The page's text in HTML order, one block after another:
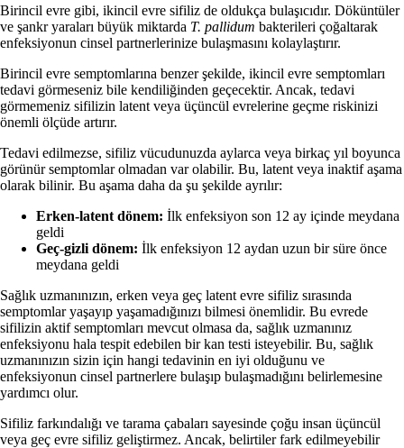
Birincil evre gibi, ikincil evre sifiliz de oldukça bulaşıcıdır. Döküntüler
ve şankr yaraları büyük miktarda T. pallidum bakterileri çoğaltarak
enfeksiyonun cinsel partnerlerinize bulaşmasını kolaylaştırır.
Birincil evre semptomlarına benzer şekilde, ikincil evre semptomları
tedavi görmeseniz bile kendiliğinden geçecektir. Ancak, tedavi
görmemeniz sifilizin latent veya üçüncül evrelerine geçme riskinizi
önemli ölçüde artırır.
Tedavi edilmezse, sifiliz vücudunuzda aylarca veya birkaç yıl boyunca
görünür semptomlar olmadan var olabilir. Bu, latent veya inaktif aşama
olarak bilinir. Bu aşama daha da şu şekilde ayrılır:
Erken-latent dönem: İlk enfeksiyon son 12 ay içinde meydana
geldi
Geç-gizli dönem: İlk enfeksiyon 12 aydan uzun bir süre önce
meydana geldi
Sağlık uzmanınızın, erken veya geç latent evre sifiliz sırasında
semptomlar yaşayıp yaşamadığınızı bilmesi önemlidir. Bu evrede
sifilizin aktif semptomları mevcut olmasa da, sağlık uzmanınız
enfeksiyonu hala tespit edebilen bir kan testi isteyebilir. Bu, sağlık
uzmanınızın sizin için hangi tedavinin en iyi olduğunu ve
enfeksiyonun cinsel partnerlere bulaşıp bulaşmadığını belirlemesine
yardımcı olur.
Sifiliz farkındalığı ve tarama çabaları sayesinde çoğu insan üçüncül
veya geç evre sifiliz geliştirmez. Ancak, belirtiler fark edilmeyebilir